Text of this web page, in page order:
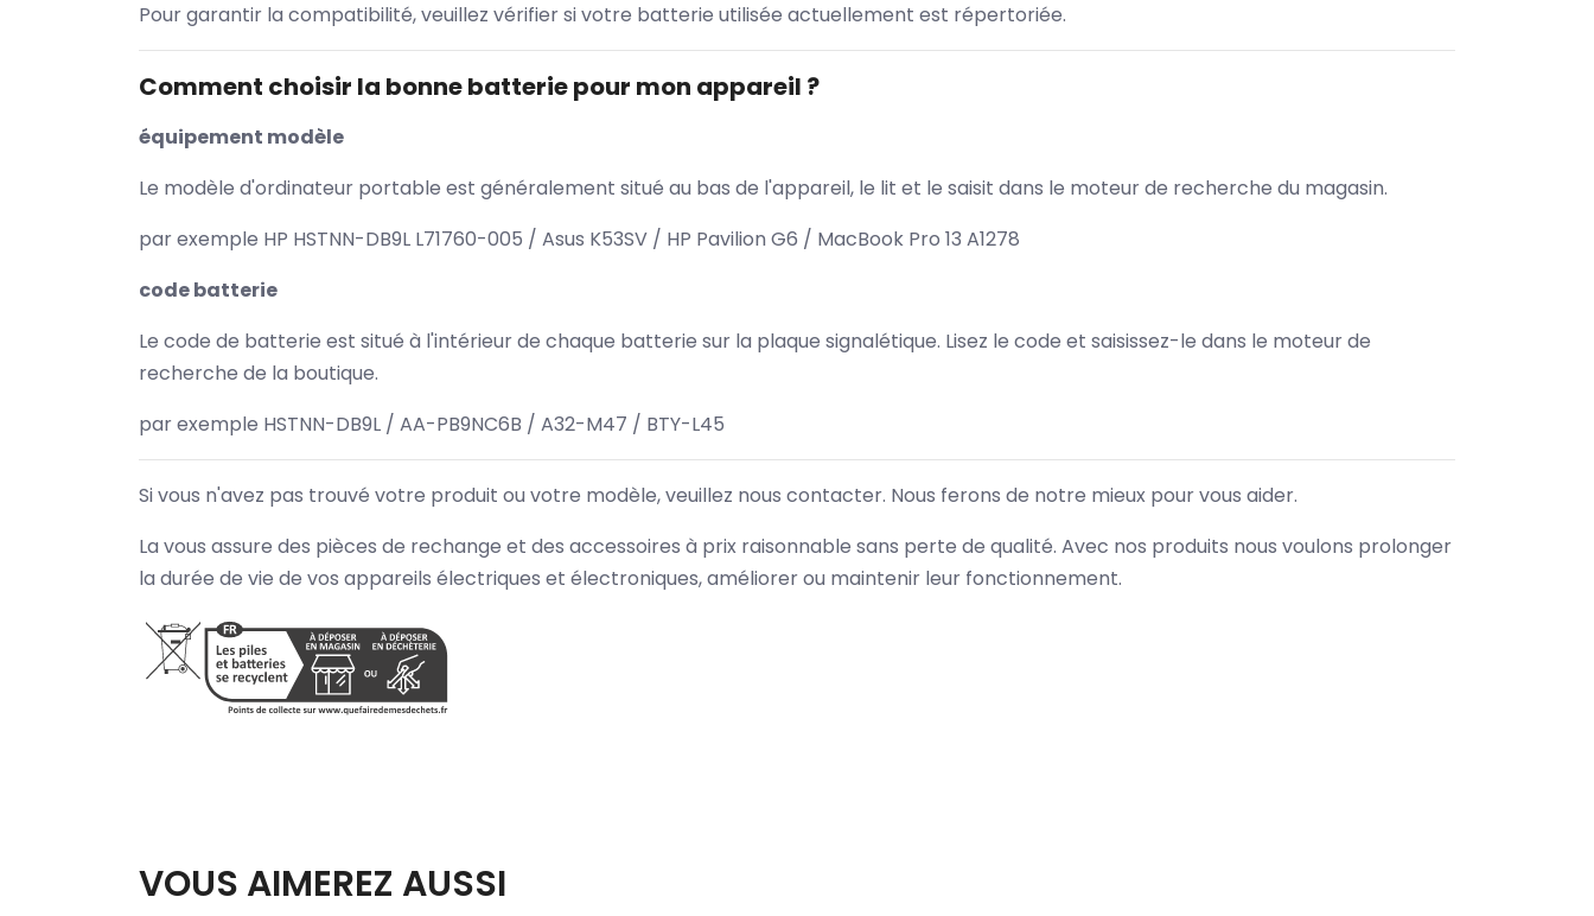
Pour garantir la compatibilité, veuillez vérifier si votre batterie utilisée actuellement est répertoriée.
Comment choisir la bonne batterie pour mon appareil ?
équipement modèle
Le modèle d'ordinateur portable est généralement situé au bas de l'appareil, le lit et le saisit dans le moteur de recherche du magasin.
par exemple HP HSTNN-DB9L L71760-005 / Asus K53SV / HP Pavilion G6 / MacBook Pro 13 A1278
code batterie
Le code de batterie est situé à l'intérieur de chaque batterie sur la plaque signalétique. Lisez le code et saisissez-le dans le moteur de
recherche de la boutique.
par exemple HSTNN-DB9L / AA-PB9NC6B / A32-M47 / BTY-L45
Si vous n'avez pas trouvé votre produit ou votre modèle, veuillez nous contacter. Nous ferons de notre mieux pour vous aider.
La vous assure des pièces de rechange et des accessoires à prix raisonnable sans perte de qualité. Avec nos produits nous voulons prolonger
la durée de vie de vos appareils électriques et électroniques, améliorer ou maintenir leur fonctionnement.
VOUS AIMEREZ AUSSI